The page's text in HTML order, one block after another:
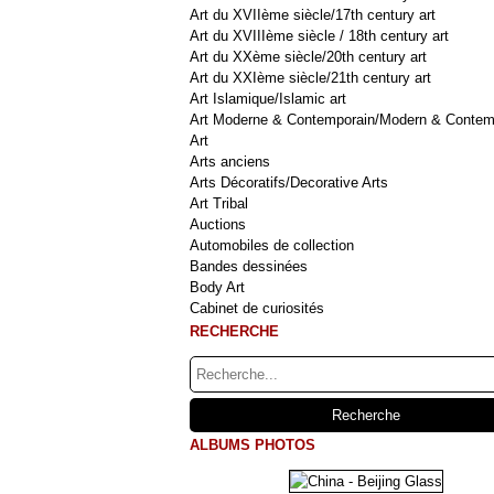
Art du XVIIème siècle/17th century art
Art du XVIIIème siècle / 18th century art
Art du XXème siècle/20th century art
Art du XXIème siècle/21th century art
Art Islamique/Islamic art
Art Moderne & Contemporain/Modern &
Art
Arts anciens
Arts Décoratifs/Decorative Arts
Art Tribal
Auctions
Automobiles de collection
Bandes dessinées
Body Art
Cabinet de curiosités
RECHERCHE
ALBUMS PHOTOS